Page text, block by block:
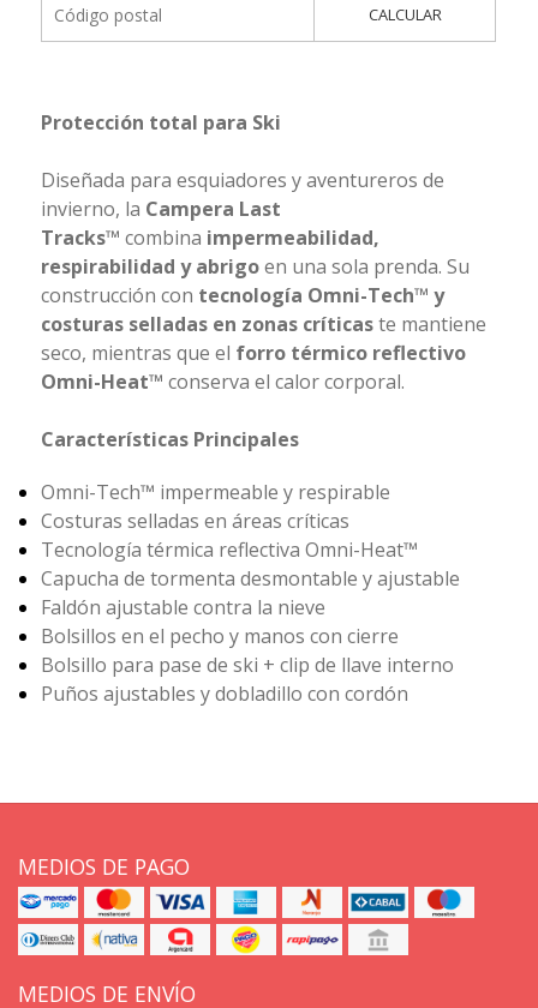
CALCULAR
Protección total para Ski
Diseñada para esquiadores y aventureros de
invierno, la Campera Last
Tracks™ combina impermeabilidad,
respirabilidad y abrigoen una sola prenda. Su
construcción con tecnología Omni-Tech™ y
costuras selladas en zonas críticaste mantiene
seco, mientras que el forro térmico reflectivo
Omni-Heat™ conserva el calor corporal.
Características Principales
Omni-Tech™ impermeable y respirable
Costuras selladas en áreas críticas
Tecnología térmica reflectiva Omni-Heat™
Capucha de tormenta desmontable y ajustable
Faldón ajustable contra la nieve
Bolsillos en el pecho y manos con cierre
Bolsillo para pase de ski + clip de llave interno
Puños ajustables y dobladillo con cordón
MEDIOS DE PAGO
MEDIOS DE ENVÍO